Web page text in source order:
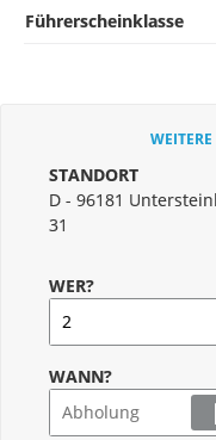
Führerscheinklasse
STANDORT
D - 96181
31
WER?
WANN?